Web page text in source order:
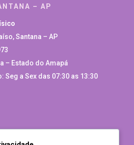
– AP
Santana – AP
– Estado do Amapá
Seg a Sex das 07:30 as 13:30